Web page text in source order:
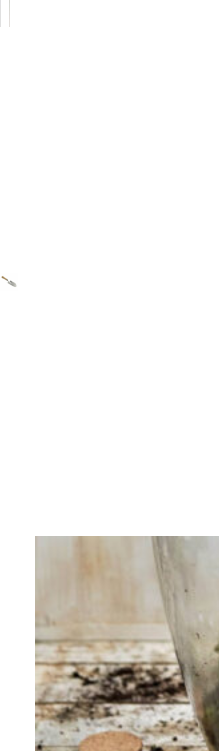
Auswahl?
Werkzeug für Ihren Job
Bei Sneeboer sind
wir immer bereit,
anderen zu helfen.
Zögern Sie nicht,
anzurufen oder eine
E-Mail zu senden,